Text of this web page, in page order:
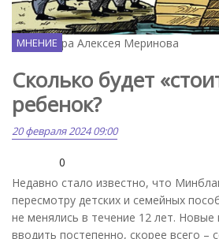
Карикатура Алексея Меринова
МНЕНИЕ
Сколько будет
ребенок?
20 февраля 2024 09:00
0
Недавно стало известно, что
пересмотру детских и семейных
не менялись в течение 12 лет.
вводить постепенно, скорее всего –